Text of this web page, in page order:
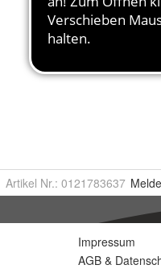
Artikel Nr.: 0121783637
Impressum
AGB &